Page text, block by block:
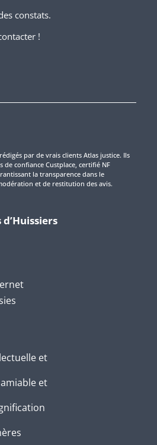
constats.
!
par de vrais clients Atlas justice. Ils
de confiance Custplace, certifié NF
la transparence dans le
et de restitution des avis.
et
et